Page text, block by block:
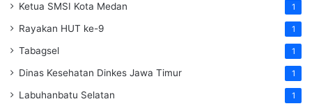
Ketua SMSI Kota Medan 1
Rayakan HUT ke-9 1
Tabagsel 1
Dinas Kesehatan Dinkes Jawa Timur 1
Labuhanbatu Selatan 1